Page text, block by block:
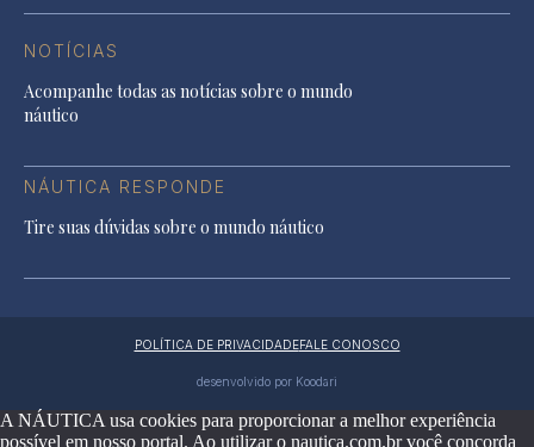
NOTÍCIAS
Acompanhe todas as notícias sobre o mundo
náutico
NÁUTICA RESPONDE
Tire suas dúvidas sobre o mundo náutico
POLÍTICA DE PRIVACIDADEFALE CONOSCO
desenvolvido por Koodari
A NÁUTICA usa cookies para proporcionar a melhor experiência
possível em nosso portal. Ao utilizar o nautica.com.br você concorda